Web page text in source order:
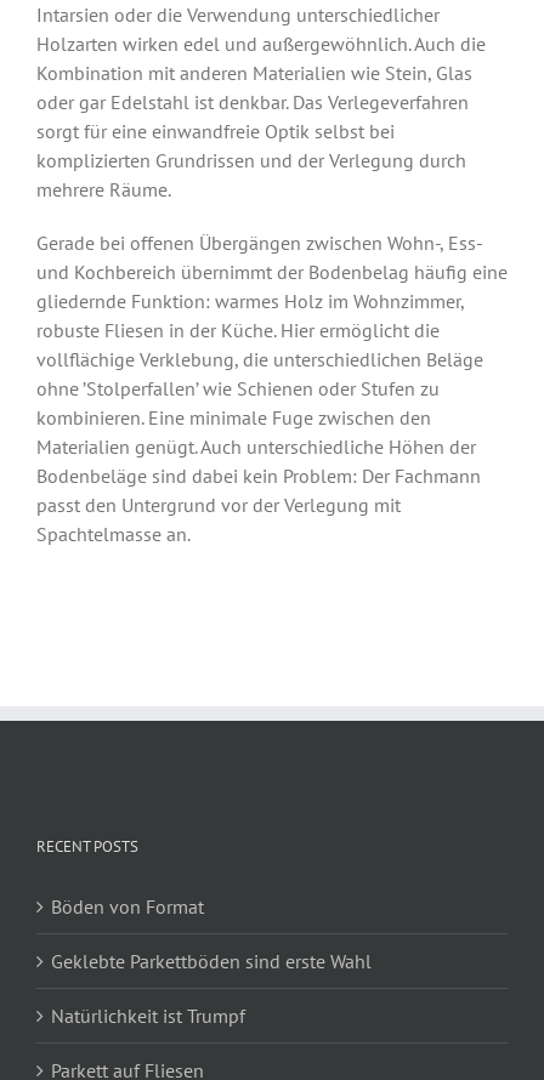
Intarsien oder die Verwendung unterschiedlicher
Holzarten wirken edel und außergewöhnlich. Auch die
Kombination mit anderen Materialien wie Stein, Glas
oder gar Edelstahl ist denkbar. Das Verlegeverfahren
sorgt für eine einwandfreie Optik selbst bei
komplizierten Grundrissen und der Verlegung durch
mehrere Räume.
Gerade bei offenen Übergängen zwischen Wohn-, Ess-
und Kochbereich übernimmt der Bodenbelag häufig eine
gliedernde Funktion: warmes Holz im Wohnzimmer,
robuste Fliesen in der Küche. Hier ermöglicht die
vollflächige Verklebung, die unterschiedlichen Beläge
ohne ’Stolperfallen’ wie Schienen oder Stufen zu
kombinieren. Eine minimale Fuge zwischen den
Materialien genügt. Auch unterschiedliche Höhen der
Bodenbeläge sind dabei kein Problem: Der Fachmann
passt den Untergrund vor der Verlegung mit
Spachtelmasse an.
RECENT POSTS
Böden von Format
Geklebte Parkettböden sind erste Wahl
Natürlichkeit ist Trumpf
Parkett auf Fliesen